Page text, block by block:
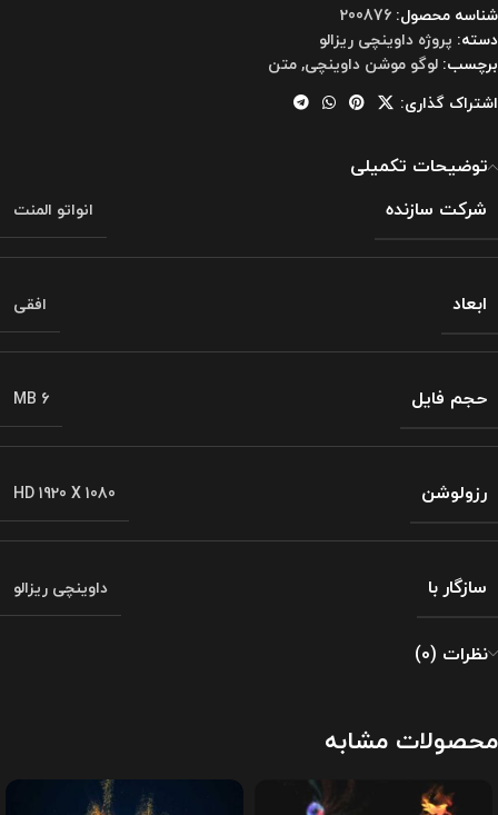
شناسه محصول: 200876
دسته: پروژه داوینچی ریزالو
برچسب: لوگو موشن داوینچی,متن
اشتراک گذاری:
توضیحات تکمیلی
شرکت سازنده
انواتو المنت
ابعاد افقی
حجم فایل 6 MB
رزولوشن HD 1920 X 1080
سازگار با داوینچی ریزالو
نظرات (0)
محصولات مشابه